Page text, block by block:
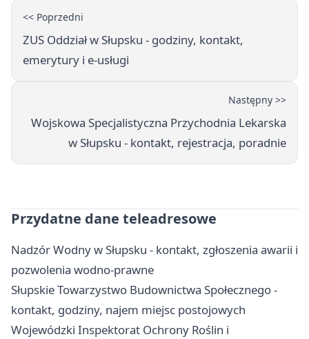
<< Poprzedni
ZUS Oddział w Słupsku - godziny, kontakt,
emerytury i e-usługi
Następny >>
Wojskowa Specjalistyczna Przychodnia Lekarska
w Słupsku - kontakt, rejestracja, poradnie
Przydatne dane teleadresowe
Nadzór Wodny w Słupsku - kontakt, zgłoszenia awarii i
pozwolenia wodno-prawne
Słupskie Towarzystwo Budownictwa Społecznego -
kontakt, godziny, najem miejsc postojowych
Wojewódzki Inspektorat Ochrony Roślin i